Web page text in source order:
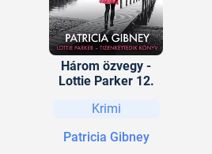
Három özvegy -
Lottie Parker 12.
Krimi
Patricia Gibney